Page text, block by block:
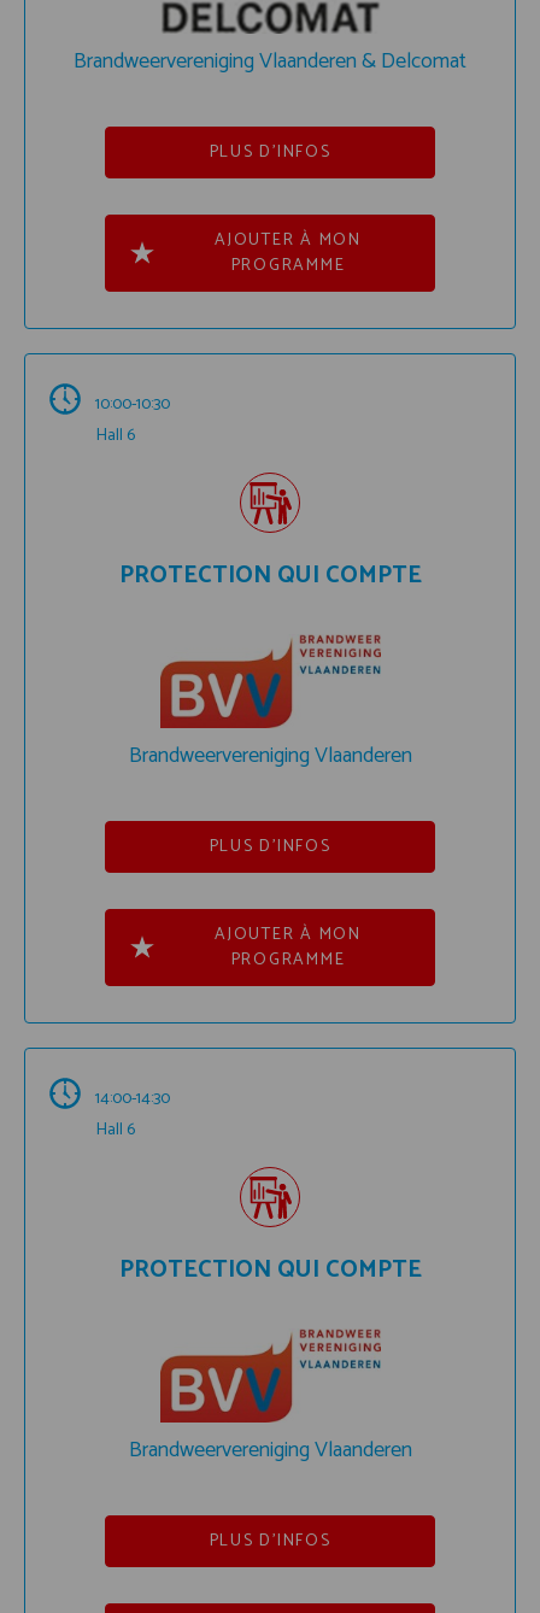
Brandweervereniging Vlaanderen & Delcomat
PLUS D'INFOS
AJOUTER À MON
PROGRAMME
10:00-10:30
Hall 6
PROTECTION QUI COMPTE
Brandweervereniging Vlaanderen
PLUS D'INFOS
AJOUTER À MON
PROGRAMME
14:00-14:30
Hall 6
PROTECTION QUI COMPTE
Brandweervereniging Vlaanderen
PLUS D'INFOS